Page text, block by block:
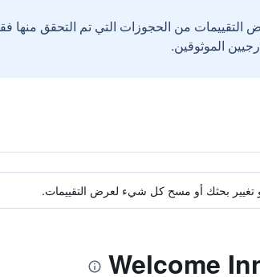
التقييمات من الحجوزات التي تم التحقق منها
تغيير بحثك أو مسح كل شيء لعرض التقييمات.